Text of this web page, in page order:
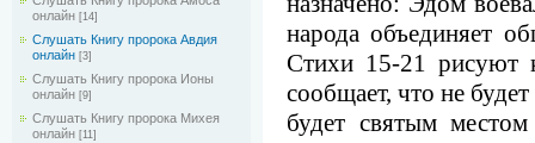
онлайн [14]
Слушать Книгу пророка Авдия
онлайн [3]
Слушать Книгу пророка Ионы
онлайн [9]
Слушать Книгу пророка Михея
онлайн [11]
народа объединяет
Стихи 15-21 рисуют
сообщает, что не
будет святым